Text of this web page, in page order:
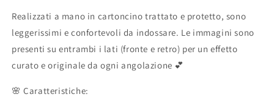
Realizzati a mano in cartoncino trattato e protetto, sono
leggerissimi e confortevoli da indossare. Le immagini sono
presenti su entrambi i lati (fronte e retro) per un effetto
curato e originale da ogni angolazione 💕
🌸 Caratteristiche: